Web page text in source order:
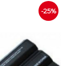
-25%